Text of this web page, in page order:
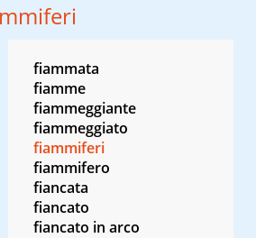
fiammata
fiamme
fiammeggiante
fiammeggiato
fiammiferi
fiammifero
fiancata
fiancato
fiancato in arco